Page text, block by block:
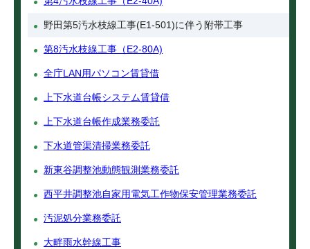
野田第5汚水枝線工事(E1-501)に伴う附帯工事
第8汚水枝線工事（E2-80A)
全庁LAN用パソコン賃貸借
上下水道台帳システム賃貸借
上下水道台帳作成業務委託
下水道管渠清掃業務委託
新東谷調整池動態観測業務委託
西平井調整池自家用電気工作物保安管理業務委託
汚泥処分業務委託
大畔雨水幹線工事